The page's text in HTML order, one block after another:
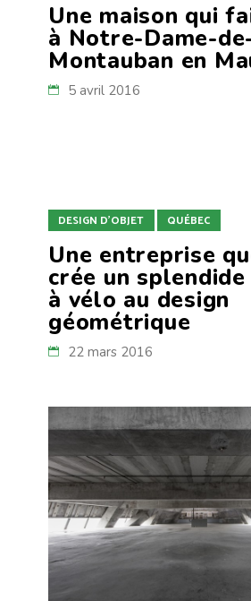
Une maison qui
à Notre-Dame-
Montauban en
5 avril 2016
DESIGN D'OBJET QUÉBEC
Une entreprise
crée un
à vélo au design
géométrique
22 mars 2016